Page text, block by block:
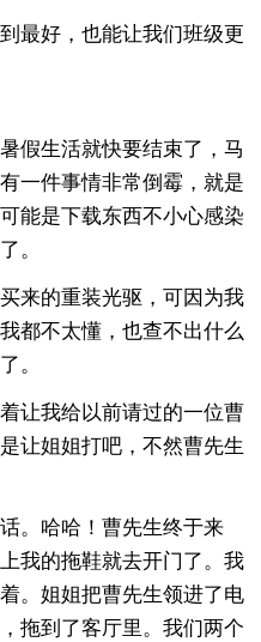
最好，也能让我们班级更
假生活就快要结束了，马
一件事情非常倒霉，就是
能是下载东西不小心感染
。
来的重装光驱，可因为我
都不太懂，也查不出什么
。
让我给以前请过的一位曹
让姐姐打吧，不然曹先生
。哈哈！曹先生终于来
我的拖鞋就去开门了。我
。姐姐把曹先生领进了电
拖到了客厅里。我们两个